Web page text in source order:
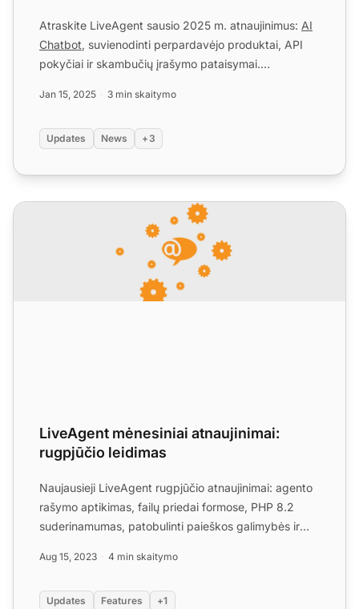
Atraskite LiveAgent sausio 2025 m. atnaujinimus: AI
Chatbot, suvienodinti perpardavėjo produktai, API
pokyčiai ir skambučių įrašymo pataisymai.
Jan 15, 2025 3 min skaitymo
Updates News +3
LiveAgent mėnesiniai atnaujinimai: rugpjūčio leidimas
LiveAgent mėnesiniai atnaujinimai:
rugpjūčio leidimas
Naujausieji LiveAgent rugpjūčio atnaujinimai: agento
rašymo aptikimas, failų priedai formose, PHP 8.2
suderinamumas, patobulinti paieškos galimybės ir
Aug 15, 2023 4 min skaitymo
Updates Features +1